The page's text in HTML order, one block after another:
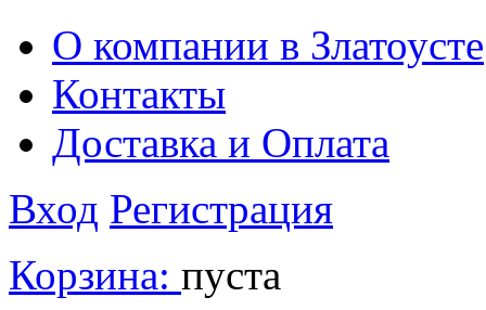
О компании в Златоусте
Контакты
Доставка и Оплата
Вход Регистрация
Корзина: пуста